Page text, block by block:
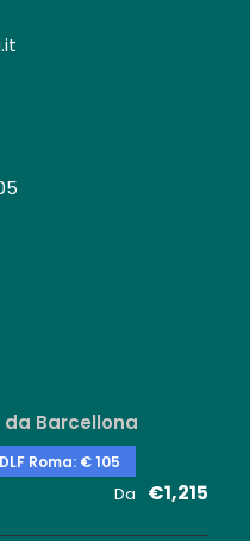
Barcellona
Roma: € 105
Da €1,215